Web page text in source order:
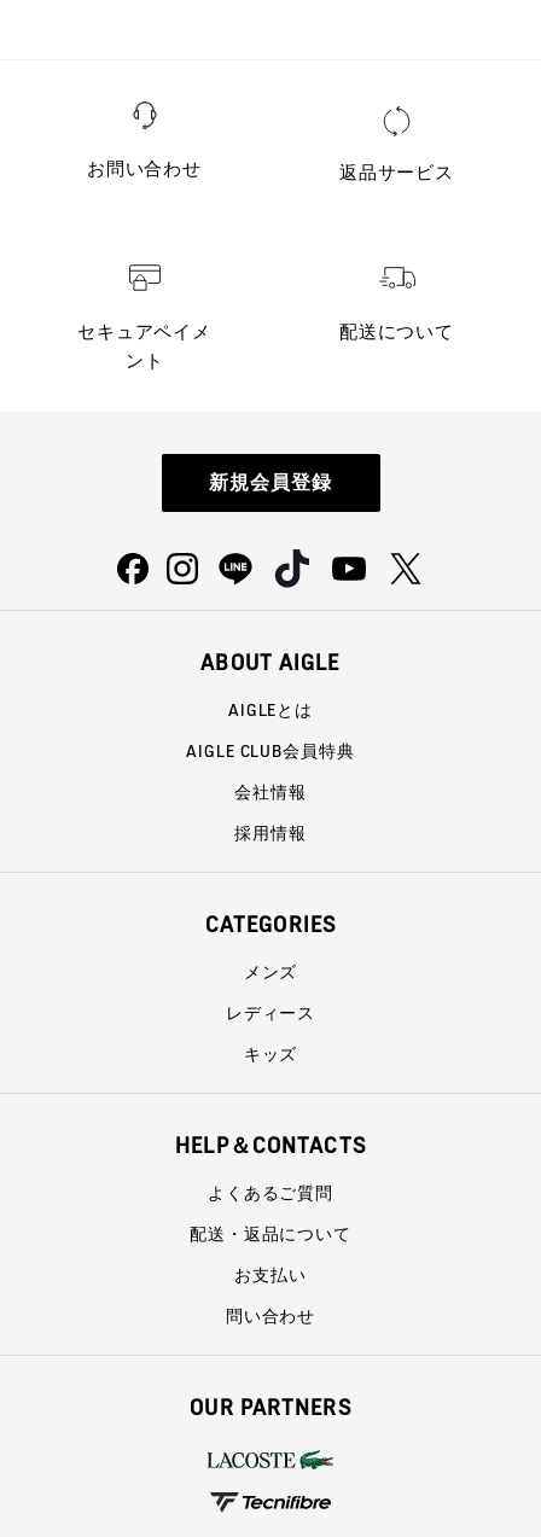
袖丈
68
XL/L 69
お問い合わせ 返品サービス
セキュアペイメ
ント
配送について
新規会員登録
ABOUT AIGLE
AIGLEとは
AIGLE CLUB会員特典
会社情報
採用情報
CATEGORIES
メンズ
レディース
キッズ
HELP＆CONTACTS
よくあるご質問
配送・返品について
お支払い
問い合わせ
OUR PARTNERS